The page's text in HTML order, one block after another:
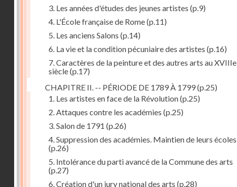
3. Les années d'études des jeunes artistes (p.9)
4. L'École française de Rome(p.11)
5. Les anciens Salons (p.14)
6. La vie et la condition pécuniaire des artistes (p.16)
7. Caractères de la peinture et des autres arts au XVIIIe
siècle(p.17)
CHAPITRE II. -- PÉRIODE DE 1789 À 1799(p.25)
1. Les artistes en face de la Révolution(p.25)
2. Attaques contre les académies (p.25)
3. Salon de 1791 (p.26)
4. Suppression des académies. Maintien de leurs écoles
(p.26)
5. Intolérance du parti avancé de la Commune des arts
(p.27)
6. Création d'un jury national des arts (p.28)